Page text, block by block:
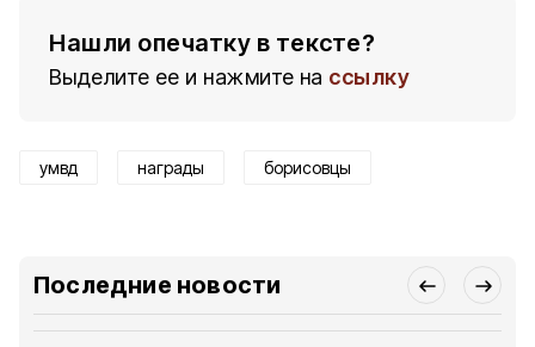
Нашли опечатку в тексте?
Выделите ее и нажмите на ссылку
умвд награды борисовцы
Последние новости